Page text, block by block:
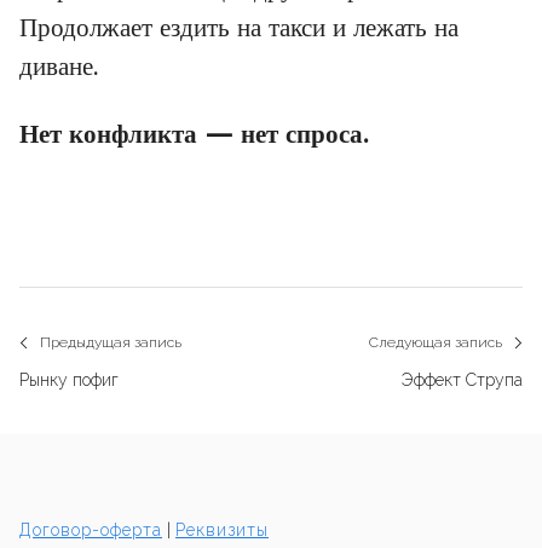
Продолжает ездить на такси и лежать на
диване.
Нет конфликта — нет спроса.
Навигация
по
Предыдущая запись
Previous
Рынку пофиг
Следующая запись
Эффект Струпа
Договор-оферта Реквизиты